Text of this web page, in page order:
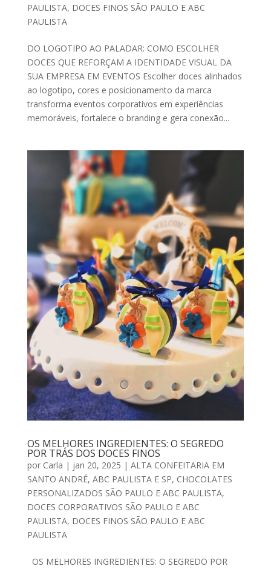
PAULISTA, DOCES FINOS SÃO PAULO E ABC
PAULISTA
DO LOGOTIPO AO PALADAR: COMO ESCOLHER
DOCES QUE REFORÇAM A IDENTIDADE VISUAL DA
SUA EMPRESA EM EVENTOS Escolher doces alinhados
ao logotipo, cores e posicionamento da marca
transforma eventos corporativos em experiências
memoráveis, fortalece o branding e gera conexão...
OS MELHORES INGREDIENTES: O SEGREDO
POR TRÁS DOS DOCES FINOS
por Carla | jan 20, 2025 | ALTA CONFEITARIA EM
SANTO ANDRÉ, ABC PAULISTA E SP, CHOCOLATES
PERSONALIZADOS SÃO PAULO E ABC PAULISTA,
DOCES CORPORATIVOS SÃO PAULO E ABC
PAULISTA, DOCES FINOS SÃO PAULO E ABC
PAULISTA
OS MELHORES INGREDIENTES: O SEGREDO POR